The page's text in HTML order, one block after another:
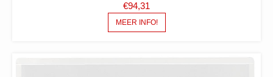
€94,31
MEER INFO!